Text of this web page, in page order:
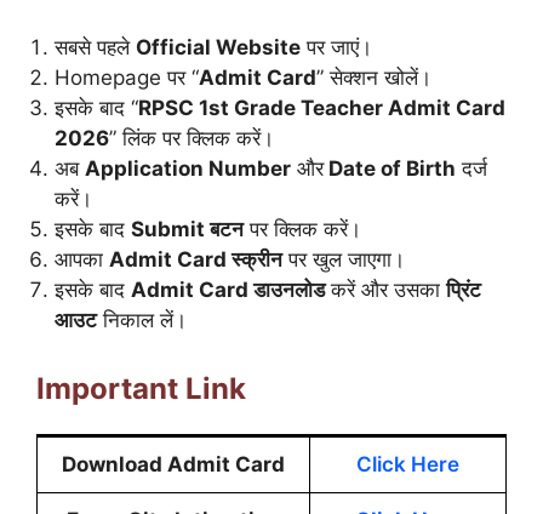
सबसे पहले Official Website पर जाएं।
Homepage पर “Admit Card” सेक्शन खोलें।
इसके बाद “RPSC 1st Grade Teacher Admit Card
2026” लिंक पर क्लिक करें।
अब Application Number औरDate of Birth दर्ज
करें।
इसके बाद Submit बटनपर क्लिक करें।
आपका Admit Card स्क्रीनपर खुल जाएगा।
इसके बाद Admit Card डाउनलोडकरें और उसकाप्रिंट
आउटनिकाल लें।
Important Link
Download Admit Card Click Here